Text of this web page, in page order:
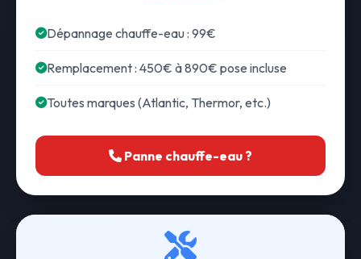
Dépannage chauffe-eau : 99€
Remplacement : 450€ à 890€ pose incluse
Toutes marques (Atlantic, Thermor, etc.)
Panne chauffe-eau ?